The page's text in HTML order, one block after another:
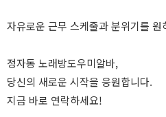
자유로운 근무 스케줄과 분위기를 원
정자동 노래방도우미알바,
당신의 새로운 시작을 응원합니다.
지금 바로 연락하세요!